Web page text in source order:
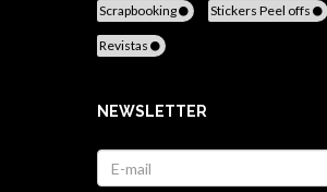
Scrapbooking Stickers Peel offs
Revistas
NEWSLETTER